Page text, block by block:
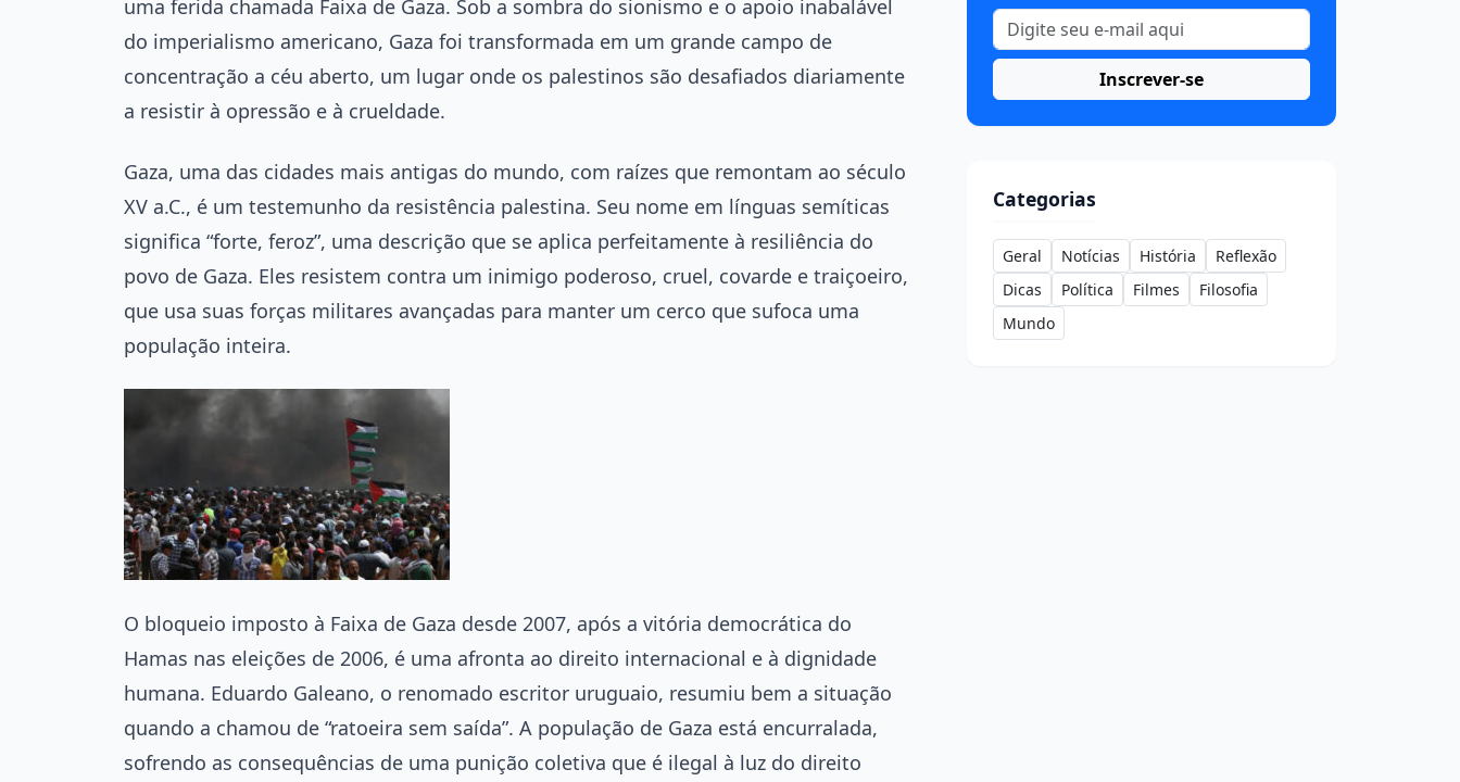
uma ferida chamada Faixa de Gaza. Sob a sombra do sionismo e o apoio inabalável
do imperialismo americano, Gaza foi transformada em um grande campo de
concentração a céu aberto, um lugar onde os palestinos são desafiados diariamente
a resistir à opressão e à crueldade.
Gaza, uma das cidades mais antigas do mundo, com raízes que remontam ao século
XV a.C., é um testemunho da resistência palestina. Seu nome em línguas semíticas
significa “forte, feroz”, uma descrição que se aplica perfeitamente à resiliência do
povo de Gaza. Eles resistem contra um inimigo poderoso, cruel, covarde e traiçoeiro,
que usa suas forças militares avançadas para manter um cerco que sufoca uma
população inteira.
O bloqueio imposto à Faixa de Gaza desde 2007, após a vitória democrática do
Hamas nas eleições de 2006, é uma afronta ao direito internacional e à dignidade
humana. Eduardo Galeano, o renomado escritor uruguaio, resumiu bem a situação
quando a chamou de “ratoeira sem saída”. A população de Gaza está encurralada,
sofrendo as consequências de uma punição coletiva que é ilegal à luz do direito
Inscrever-se
Categorias
Geral Notícias História
Reflexão
Dicas
Política Filmes
Filosofia
Mundo